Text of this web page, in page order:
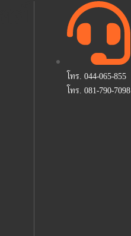
โทร. 044-065-855
โทร. 081-790-7098